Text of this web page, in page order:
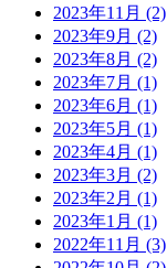
2023年11月 (2)
2023年9月 (2)
2023年8月 (2)
2023年7月 (1)
2023年6月 (1)
2023年5月 (1)
2023年4月 (1)
2023年3月 (2)
2023年2月 (1)
2023年1月 (1)
2022年11月 (3)